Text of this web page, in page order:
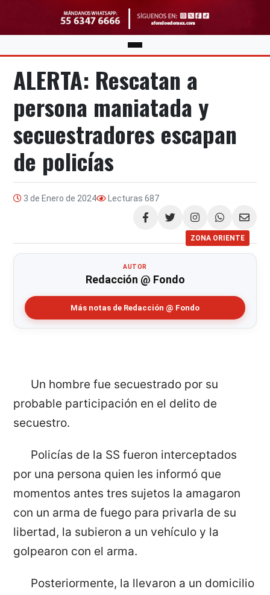
ALERTA: Rescatan a
persona maniatada y
secuestradores escapan
de policías
3 de Enero de 2024 Lecturas 687
Compartir
ZONA ORIENTE
AUTOR
Redacción @ Fondo
Más notas de Redacción @ Fondo
Un hombre fue secuestrado por su
probable participación en el delito de
secuestro.
Policías de la SS fueron interceptados
por una persona quien les informó que
momentos antes tres sujetos la amagaron
con un arma de fuego para privarla de su
libertad, la subieron a un vehículo y la
golpearon con el arma.
Posteriormente, la llevaron a un domicilio